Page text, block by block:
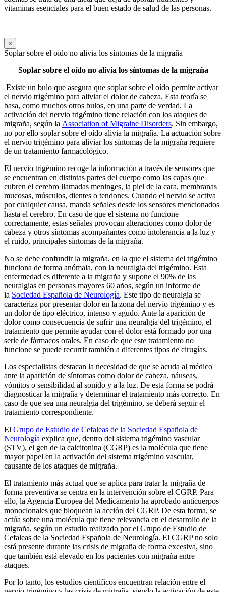
vitaminas esenciales para el buen estado de salud de las personas.
×
Soplar sobre el oído no alivia los síntomas de la migraña
Soplar sobre el oído no alivia los síntomas de la migraña
Existe un bulo que asegura que soplar sobre el oído permite activar
el nervio trigémino para aliviar el dolor de cabeza. Esta teoría se
basa, como muchos otros bulos, en una parte de verdad. La
activación del nervio trigémino tiene relación con los ataques de
migraña, según la Association of Migraine Disorders. Sin embargo,
no por ello soplar sobre el oído alivia la migraña. La actuación sobre
el nervio trigémino para aliviar los síntomas de la migraña requiere
de un tratamiento farmacológico.
El nervio trigémino recoge la información a través de sensores que
se encuentran en distintas partes del cuerpo como las capas que
cubren el cerebro llamadas meninges, la piel de la cara, membranas
mucosas, músculos, dientes o tendones. Cuando el nervio se activa
por cualquier causa, manda señales desde los sensores mencionados
hasta el cerebro. En caso de que el sistema no funcione
correctamente, estas señales provocan alteraciones como dolor de
cabeza y otros síntomas acompañantes como intolerancia a la luz y
el ruido, principales síntomas de la migraña.
No se debe confundir la migraña, en la que el sistema del trigémino
funciona de forma anómala, con la neuralgia del trigémino. Esta
enfermedad es diferente a la migraña y supone el 90% de las
neuralgias en personas mayores 60 años, según un informe de
la Sociedad Española de Neurología. Este tipo de neuralgia se
caracteriza por presentar dolor en la zona del nervio trigémino y es
un dolor de tipo eléctrico, intenso y agudo. Ante la aparición de
dolor como consecuencia de sufrir una neuralgia del trigémino, el
tratamiento que permite ayudar con el dolor está formado por una
serie de fármacos orales. En caso de que este tratamiento no
funcione se puede recurrir también a diferentes tipos de cirugías.
Los especialistas destacan la necesidad de que se acuda al médico
ante la aparición de síntomas como dolor de cabeza, náuseas,
vómitos o sensibilidad al sonido y a la luz. De esta forma se podrá
diagnosticar la migraña y determinar el tratamiento más correcto. En
caso de que sea una neuralgia del trigémino, se deberá seguir el
tratamiento correspondiente.
El Grupo de Estudio de Cefaleas de la Sociedad Española de
Neurología explica que, dentro del sistema trigémino vascular
(STV), el gen de la calcitonina (CGRP) es la molécula que tiene
mayor papel en la activación del sistema trigémino vascular,
causante de los ataques de migraña.
El tratamiento más actual que se aplica para tratar la migraña de
forma preventiva se centra en la intervención sobre el CGRP. Para
ello, la Agencia Europea del Medicamento ha aprobado anticuerpos
monoclonales que bloquean la acción del CGRP. De esta forma, se
actúa sobre una molécula que tiene relevancia en el desarrollo de la
migraña, según un estudio realizado por el Grupo de Estudio de
Cefaleas de la Sociedad Española de Neurología. El CGRP no solo
está presente durante las crisis de migraña de forma excesiva, sino
que también está elevado en los pacientes con migraña entre
ataques.
Por lo tanto, los estudios científicos encuentran relación entre el